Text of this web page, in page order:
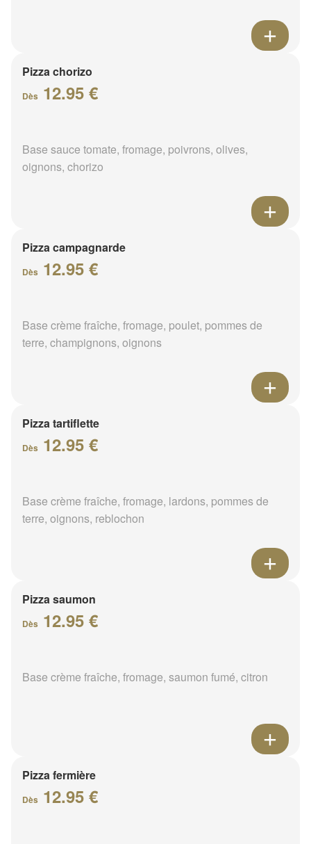
Pizza chorizo
Dès 12.95 €
Base sauce tomate, fromage, poivrons, olives,
oignons, chorizo
Pizza campagnarde
Dès 12.95 €
Base crème fraîche, fromage, poulet, pommes de
terre, champignons, oignons
Pizza tartiflette
Dès 12.95 €
Base crème fraîche, fromage, lardons, pommes de
terre, oignons, reblochon
Pizza saumon
Dès 12.95 €
Base crème fraîche, fromage, saumon fumé, citron
Pizza fermière
Dès 12.95 €